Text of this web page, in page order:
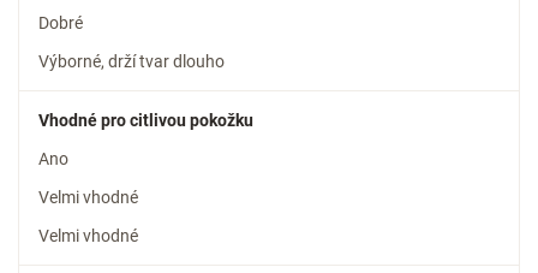
Dobré
Výborné, drží tvar dlouho
Vhodné pro citlivou pokožku
Ano
Velmi vhodné
Velmi vhodné